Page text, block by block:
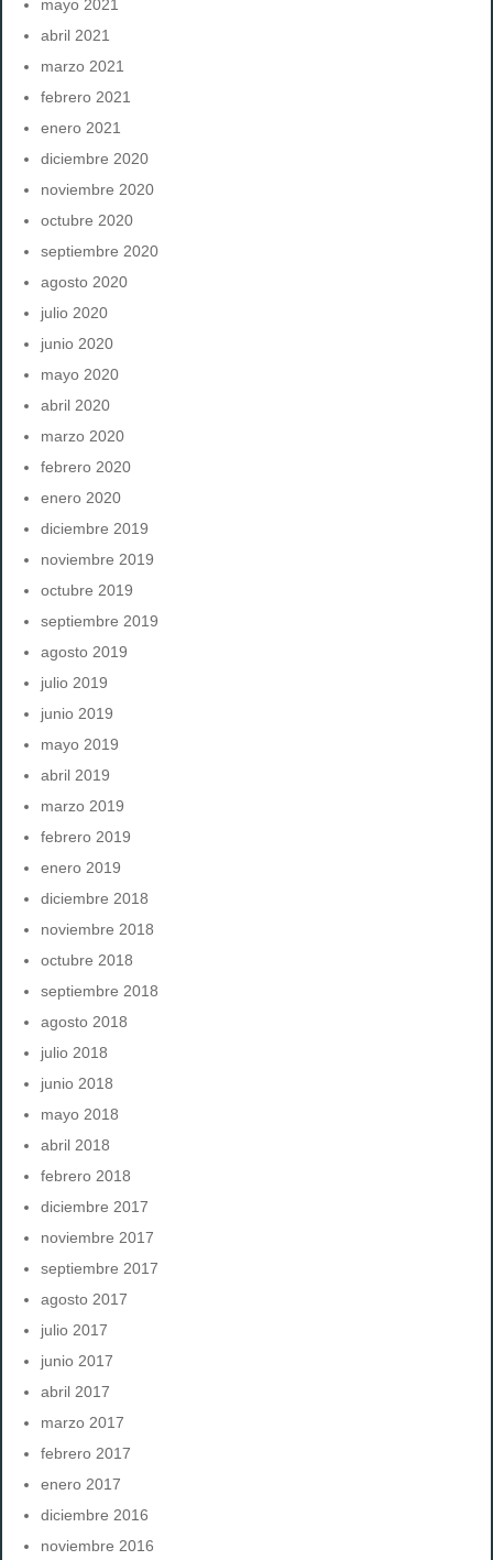
mayo 2021
abril 2021
marzo 2021
febrero 2021
enero 2021
diciembre 2020
noviembre 2020
octubre 2020
septiembre 2020
agosto 2020
julio 2020
junio 2020
mayo 2020
abril 2020
marzo 2020
febrero 2020
enero 2020
diciembre 2019
noviembre 2019
octubre 2019
septiembre 2019
agosto 2019
julio 2019
junio 2019
mayo 2019
abril 2019
marzo 2019
febrero 2019
enero 2019
diciembre 2018
noviembre 2018
octubre 2018
septiembre 2018
agosto 2018
julio 2018
junio 2018
mayo 2018
abril 2018
febrero 2018
diciembre 2017
noviembre 2017
septiembre 2017
agosto 2017
julio 2017
junio 2017
abril 2017
marzo 2017
febrero 2017
enero 2017
diciembre 2016
noviembre 2016